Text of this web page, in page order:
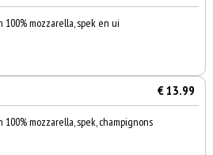
mozzarella, spek en ui
€ 13.99
mozzarella, spek, champignons